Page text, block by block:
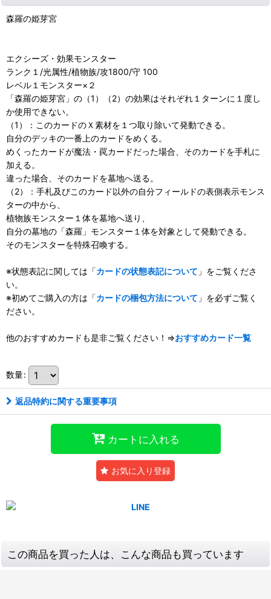
森羅の姫芽宮
エクシーズ・効果モンスター
ランク１/光属性/植物族/攻1800/守 100
レベル１モンスター×２
「森羅の姫芽宮」の（1）（2）の効果はそれぞれ１ターンに１度し
か使用できない。
（1）：このカードのＸ素材を１つ取り除いて発動できる。
自分のデッキの一番上のカードをめくる。
めくったカードが魔法・罠カードだった場合、そのカードを手札に
加える。
違った場合、そのカードを墓地へ送る。
（2）：手札及びこのカード以外の自分フィールドの表側表示モンス
ターの中から、
植物族モンスター１体を墓地へ送り、
自分の墓地の「森羅」モンスター１体を対象として発動できる。
そのモンスターを特殊召喚する。
※状態表記に関しては「カードの状態表記について 」をご覧くださ
い。
※初めてご購入の方は「カードの梱包方法について 」を必ずご覧く
ださい。
他のおすすめカードも是非ご覧ください！⇒おすすめカード一覧
数量:
返品特約に関する重要事項
カートに入れる
お気に入り登録
この商品を買った人は、こんな商品も買っています